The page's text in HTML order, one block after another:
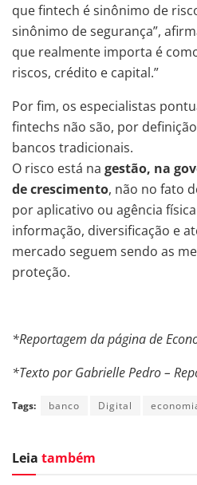
que fintech é sinônimo de
sinônimo de segurança”,
que realmente importa é
riscos, crédito e capital.”
Por fim, os especialistas
fintechs não são, por
bancos tradicionais.
O risco está na gestão, na
de crescimento, não no fato
por aplicativo ou agência
informação, diversificação e
mercado seguem sendo as
proteção.
*Reportagem da página de
*Texto por Gabrielle Pedro –
Tags: banco Digital
Leia também